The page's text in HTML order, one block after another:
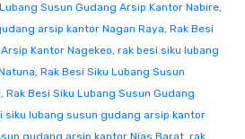
Susun Gudang Arsip Kantor Nabire,
arsip kantor Nagan Raya, Rak Besi
Kantor Nagekeo, rak besi siku lubang
, Rak Besi Siku Lubang Susun
, Rak Besi Siku Lubang Susun Gudang
siku lubang susun gudang arsip kantor
gudang arsip kantor Nias Barat, rak